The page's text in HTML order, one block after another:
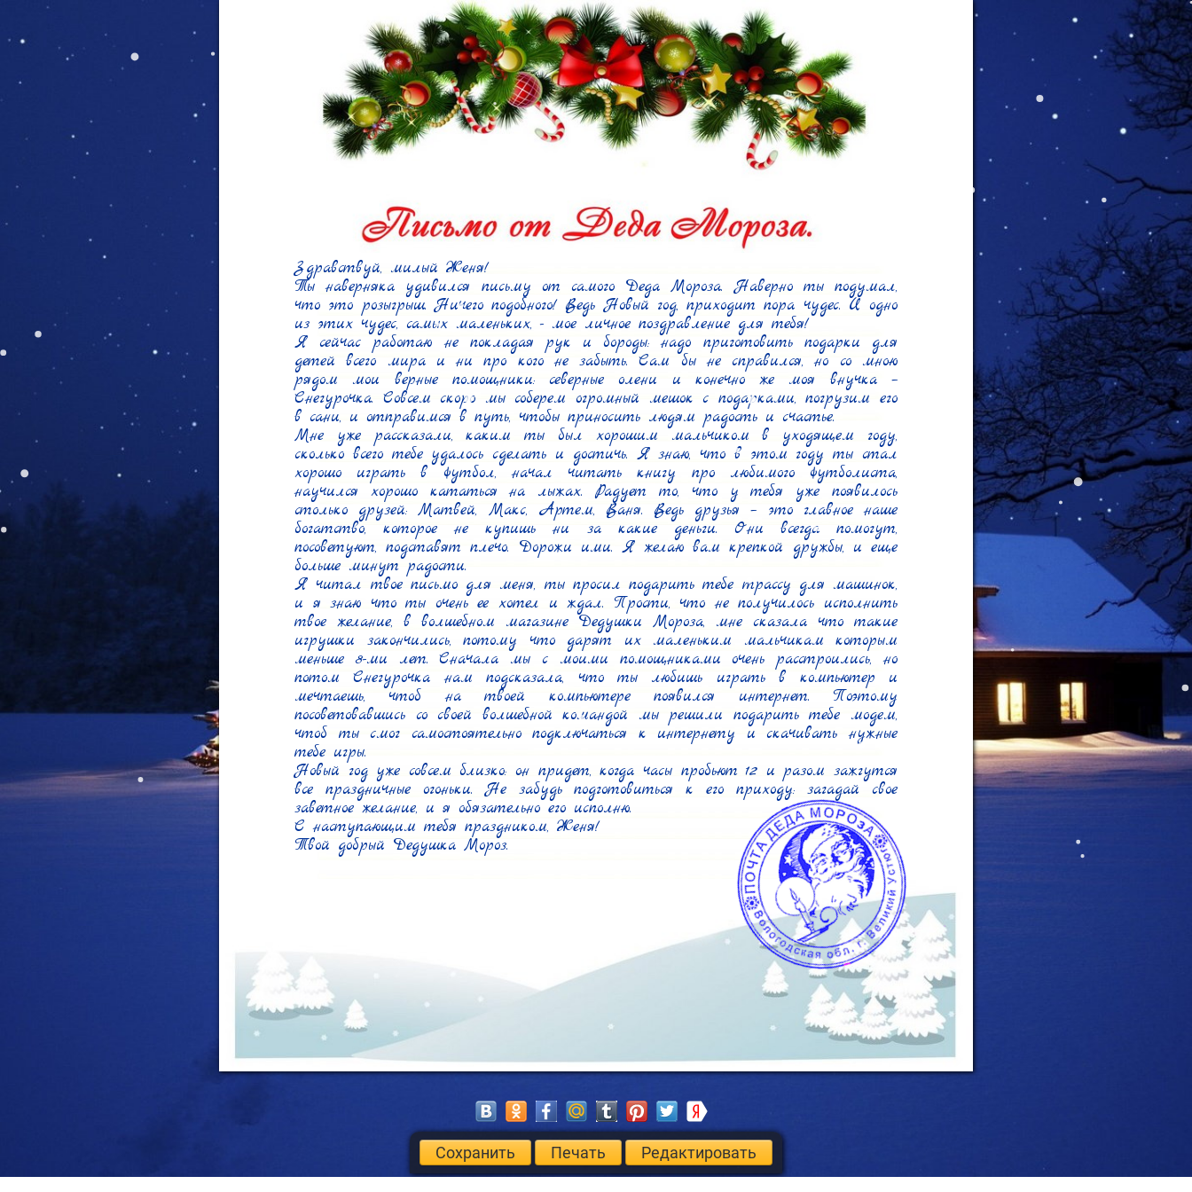
Здравствуй, милый Женя!
Ты наверняка удивился письму от самого Деда Мороза. Наверно ты подумал,
что это розыгрыш. Ничего подобного! Ведь Новый год, приходит пора чудес. И одно
из этих чудес, самых маленьких, - мое личное поздравление для тебя!
Я сейчас работаю не покладая рук и бороды: надо приготовить подарки для
детей всего мира и ни про кого не забыть. Сам бы не справился, но со мною
рядом мои верные помощники: северные олени и конечно же моя внучка –
Снегурочка. Совсем скоро мы соберем огромный мешок с подарками, погрузим его
в сани, и отправимся в путь, чтобы приносить людям радость и счастье.
Мне уже рассказали, каким ты был хорошим мальчиком в уходящем году,
сколько всего тебе удалось сделать и достичь. Я знаю, что в этом году ты стал
хорошо играть в футбол, начал читать книгу про любимого футболиста,
научился хорошо кататься на лыжах. Радует то, что у тебя уже появилось
столько друзей: Матвей, Макс, Артем, Ваня. Ведь друзья – это главное наше
богатство, которое не купишь ни за какие деньги. Они всегда помогут,
посоветуют, подставят плечо. Дорожи ими. Я желаю вам крепкой дружбы, и еще
больше минут радости.
Я читал твое письмо для меня, ты просил подарить тебе трассу для машинок,
и я знаю что ты очень ее хотел и ждал. Прости, что не получилось исполнить
твое желание, в волшебном магазине Дедушки Мороза, мне сказала что такие
игрушки закончились, потому что дарят их маленьким мальчикам которым
меньше 8-ми лет. Сначала мы с моими помощниками очень расстроились, но
потом Снегурочка нам подсказала, что ты любишь играть в компьютер и
мечтаешь, чтоб на твоей компьютере появился интернет. Поэтому
посоветовавшись со своей волшебной командой мы решили подарить тебе модем,
чтоб ты смог самостоятельно подключаться к интернету и скачивать нужные
тебе игры.
Новый год уже совсем близко: он придет, когда часы пробьют 12 и разом зажгутся
все праздничные огоньки. Не забудь подготовиться к его приходу: загадай свое
заветное желание, и я обязательно его исполню.
С наступающим тебя праздником, Женя!
Твой добрый Дедушка Мороз.
Сохранить Печать Редактировать